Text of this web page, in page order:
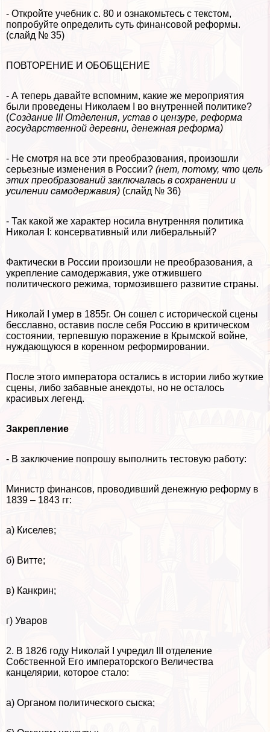
- Откройте учебник с. 80 и ознакомьтесь с текстом,
попробуйте определить суть финансовой реформы.
(слайд № 35)
ПОВТОРЕНИЕ И ОБОБЩЕНИЕ
- А теперь давайте вспомним, какие же мероприятия
были проведены Николаем I во внутренней политике?
(Создание III Отделения, устав о цензуре, реформа
государственной деревни, денежная реформа)
- Не смотря на все эти преобразования, произошли
серьезные изменения в России? (нет, потому, что цель
этих преобразований заключалась в сохранении и
усилении самодержавия) (слайд № 36)
- Так какой же хаpaктер носила внутренняя политика
Николая I: консервативный или либеральный?
Фактически в России произошли не преобразования, а
укрепление самодержавия, уже отжившего
политического режима, тормозившего развитие страны.
Николай I умер в 1855г. Он сошел с исторической сцены
бесславно, оставив после себя Россию в критическом
состоянии, терпевшую поражение в Крымской войне,
нуждающуюся в коренном реформировании.
После этого императора остались в истории либо жуткие
сцены, либо забавные анекдоты, но не осталось
красивых легенд.
Закрепление
- В заключение попрошу выполнить тестовую работу:
Министр финансов, проводивший денежную реформу в
1839 – 1843 гг:
а) Киселев;
б) Витте;
в) Канкрин;
г) Уваров
2. В 1826 году Николай I учредил III отделение
Собственной Его императорского Величества
канцелярии, которое стало:
а) Органом политического сыска;